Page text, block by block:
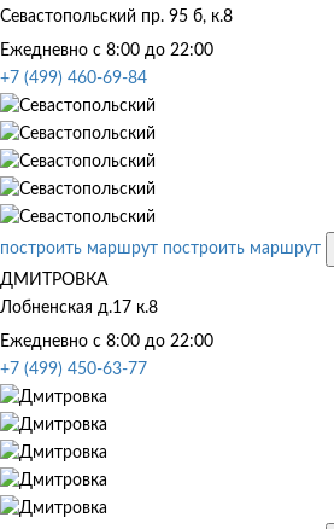
Севастопольский пр. 95 б, к.8
Ежедневно с 8:00 до 22:00
+7 (499) 460-69-84
построить маршрут построить маршрут
ДМИТРОВКА
Лобненская д.17 к.8
Ежедневно с 8:00 до 22:00
+7 (499) 450-63-77